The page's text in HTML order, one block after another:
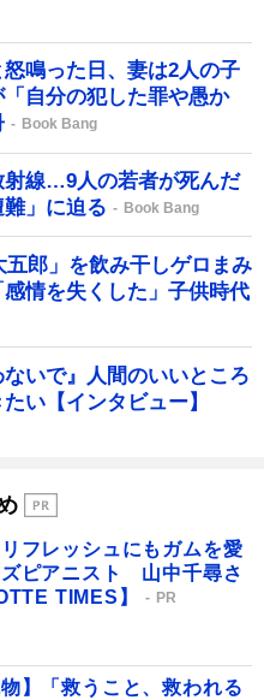
怒鳴った日、妻は2人の子
自分の犯した罪や愚か
Book Bang
線…9人の若者が死んだ
難」に迫る
Book Bang
郎」を飲み干しゲロまみ
情を失くした」子供時代
いで』人間のいいところ
い【インタビュー】
フレッシュにもガムを愛
ズピアニスト 山中千尋さ
TIMES】
PR
物】「救うこと、救われる